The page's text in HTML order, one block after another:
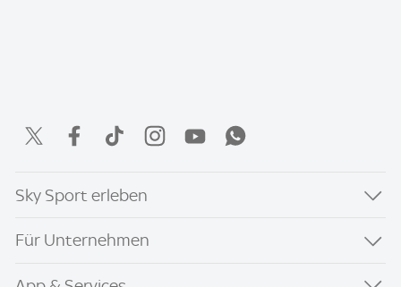
Sky Sport erleben
Für Unternehmen